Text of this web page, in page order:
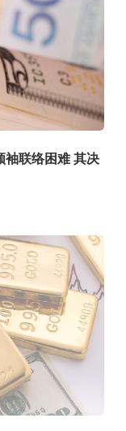
袖联络困难 其决